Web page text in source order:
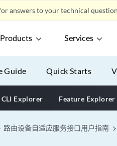
answers to your technical
Products Services
Guide Quick Starts
CLI Explorer Feature Explorer
路由设备自适应服务接口用户指南